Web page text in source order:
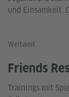
und Einsamkeit.
Weltweit
Friends
Trainings mit